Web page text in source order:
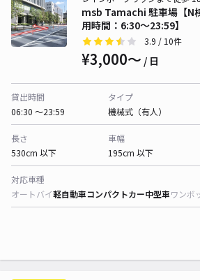
msb Tamachi 駐車場【N
用時間：6:30～23:59】
3.9 / 10件
¥3,000〜 / 日
貸出時間
06:30 〜23:59
タイプ
機械式（有人）
長さ
530cm 以下
車幅
195cm 以下
対応車種
オートバイ軽自動車コンパクトカー中型車ワンボ